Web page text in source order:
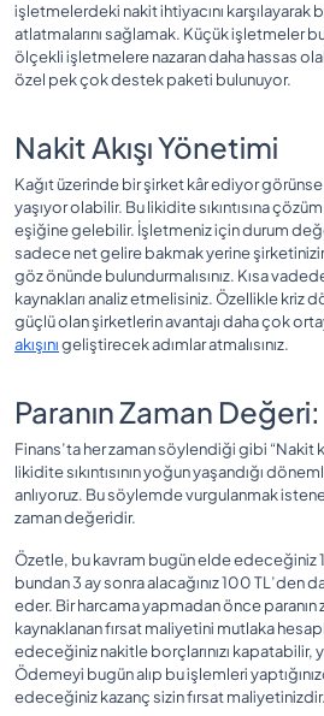
işletmelerdeki nakit ihtiyacını karşılayarak
atlatmalarını sağlamak. Küçük işletmeler
ölçekli işletmelere nazaran daha hassas
özel pek çok destek paketi bulunuyor.
Nakit Akışı Yönetimi
Kağıt üzerinde bir şirket kâr ediyor görünse
yaşıyor olabilir. Bu likidite sıkıntısına
eşiğine gelebilir. İşletmeniz için durum
sadece net gelire bakmak yerine
göz önünde bulundurmalısınız. Kısa
kaynakları analiz etmelisiniz. Özellikle kriz
güçlü olan şirketlerin avantajı daha çok
akışınıgeliştirecek adımlar atmalısınız.
Paranın Zaman
Finans’ta her zaman söylendiği gibi “Nakit
likidite sıkıntısının yoğun yaşandığı
anlıyoruz. Bu söylemde vurgulanmak
zaman değeridir.
Özetle, bu kavram bugün elde edeceğiniz
bundan 3 ay sonra alacağınız 100 TL’den
eder. Bir harcama yapmadan önce
kaynaklanan fırsat maliyetini mutlaka
edeceğiniz nakitle borçlarınızı kapatabilir,
Ödemeyi bugün alıp bu işlemleri
edeceğiniz kazanç sizin fırsat maliyetinizdir.